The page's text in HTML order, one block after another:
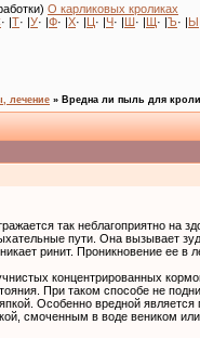
О карликовых кроликах
· |Т· |У· |Ф· |Х· |Ц· |Ч· |Ш· |Щ· |Ъ· |Ы
лечение » Вредна ли пыль для
так неблагоприятно на
пути. Она вызывает
ринит. Проникновение ее
концентрированных
При таком способе не
Особенно вредной
смоченным в воде веником